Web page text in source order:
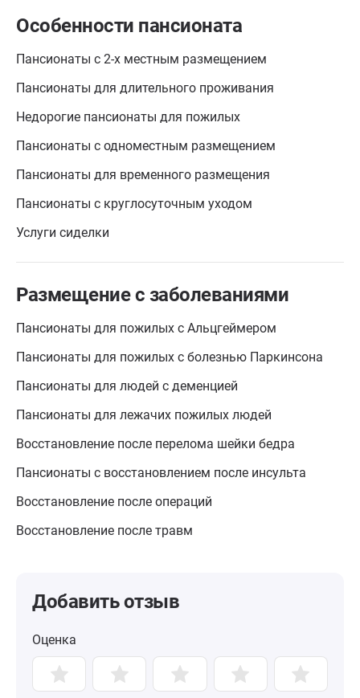
Особенности пансионата
Пансионаты с 2-х местным размещением
Пансионаты для длительного проживания
Недорогие пансионаты для пожилых
Пансионаты с одноместным размещением
Пансионаты для временного размещения
Пансионаты с круглосуточным уходом
Услуги сиделки
Размещение с заболеваниями
Пансионаты для пожилых с Альцгеймером
Пансионаты для пожилых с болезнью Паркинсона
Пансионаты для людей с деменцией
Пансионаты для лежачих пожилых людей
Восстановление после перелома шейки бедра
Пансионаты с восстановлением после инсульта
Восстановление после операций
Восстановление после травм
Добавить отзыв
Оценка